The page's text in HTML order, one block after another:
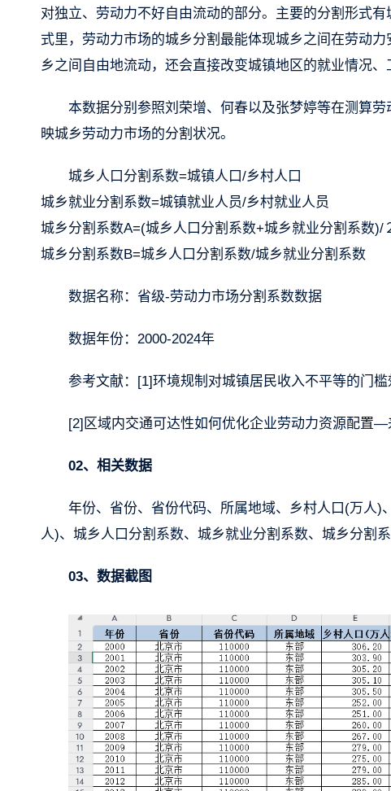
对独立、劳动力不好自由流动的部分。主要的分割形式
式里，劳动力市场的城乡分割最能体现城乡之间在劳动
乡之间自由地流动，还会直接改变城镇地区的就业情况、
本数据分别参照刘荣增、何春以及张梦婷等在测算
映城乡劳动力市场的分割状况。
城乡人口分割系数=城镇人口/乡村人口
城乡就业分割系数=城镇就业人员/乡村就业人员
城乡分割系数A=(城乡人口分割系数+城乡就业分割系数)/
城乡分割系数B=城乡人口分割系数/城乡就业分割系数
数据名称：省级-劳动力市场分割系数数据
数据年份：2000-2024年
参考文献：[1]环境规制对城镇居民收入不平等的门
[2]区域内交通可达性如何优化企业劳动力资源配置
02、相关数据
年份、省份、省份代码、所属地域、乡村人口(万人
人)、城乡人口分割系数、城乡就业分割系数、城乡分割
03、数据截图